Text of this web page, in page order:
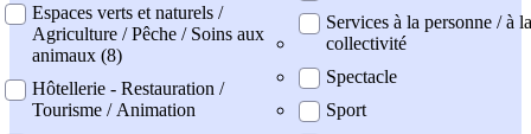
Espaces verts et naturels /
Agriculture / Pêche / Soins aux
animaux (8)
Hôtellerie - Restauration /
Tourisme / Animation
Services à la personne / à la
collectivité
Spectacle
Sport